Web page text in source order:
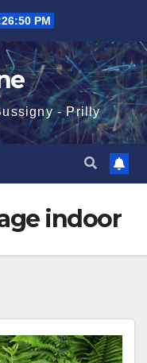
PM
- Prilly
indoor